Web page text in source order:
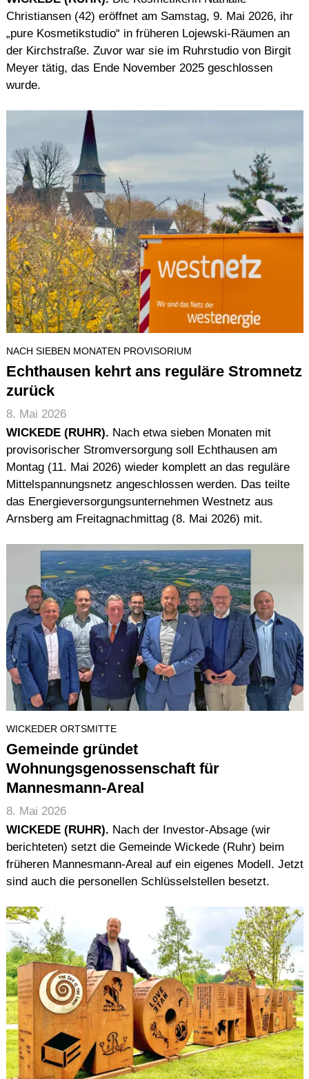
Christiansen (42) eröffnet am Samstag, 9. Mai 2026, ihr
„pure Kosmetikstudio“ in früheren Lojewski-Räumen an
der Kirchstraße. Zuvor war sie im Ruhrstudio von Birgit
Meyer tätig, das Ende November 2025 geschlossen
wurde.
NACH SIEBEN MONATEN PROVISORIUM
Echthausen kehrt ans reguläre Stromnetz
zurück
8. Mai 2026
WICKEDE (RUHR). Nach etwa sieben Monaten mit
provisorischer Stromversorgung soll Echthausen am
Montag (11. Mai 2026) wieder komplett an das reguläre
Mittelspannungsnetz angeschlossen werden. Das teilte
das Energieversorgungsunternehmen Westnetz aus
Arnsberg am Freitagnachmittag (8. Mai 2026) mit.
WICKEDER ORTSMITTE
Gemeinde gründet
Wohnungsgenossenschaft für
Mannesmann-Areal
8. Mai 2026
WICKEDE (RUHR). Nach der Investor-Absage (wir
berichteten) setzt die Gemeinde Wickede (Ruhr) beim
früheren Mannesmann-Areal auf ein eigenes Modell. Jetzt
sind auch die personellen Schlüsselstellen besetzt.